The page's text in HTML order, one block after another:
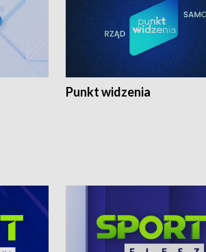
Punkt widzenia